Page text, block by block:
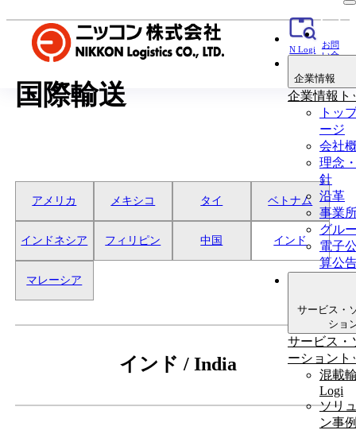
企業情報
企業情報ト
トッ
ージ
会社
理念
針
沿革
事業
グル
電子
算公
サービス・
ショ
サービス・
ーショント
混載
Logi
ソリ
ン事
N Logi
お問
い合
国際輸送
アメリカ メキシコ タイ ベトナム
インドネシア フィリピン 中国 インド
マレーシア
インド / India